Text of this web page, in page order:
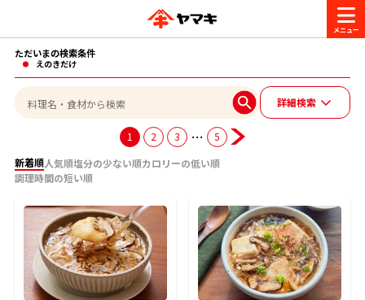
商品情報
ヤマキ『めんつゆ』 ヤマキ 割烹白だし
レシピ
おいしいレシピを探す
おいしいレシピトップ
主食レシピ
かつお節・だしを楽しむ
かつお節・だしを知る
だしの取り方
CM・キャンペーン
企業・採用情報
ただいまの検索条件
えのきだけ
詳細検索
1 2 3 …
5
新着順人気順塩分の少ない順カロリーの低い順
調理時間の短い順